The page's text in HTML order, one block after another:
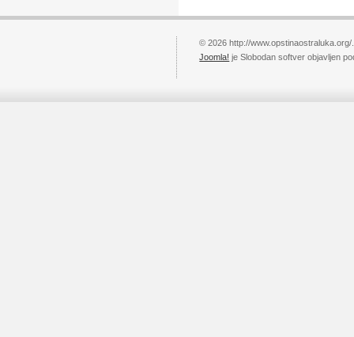
© 2026 http://
Joomla! je Slobodan softver objavljen